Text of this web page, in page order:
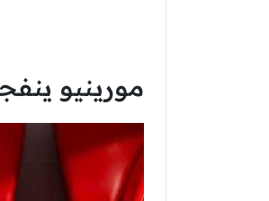
مورينيو